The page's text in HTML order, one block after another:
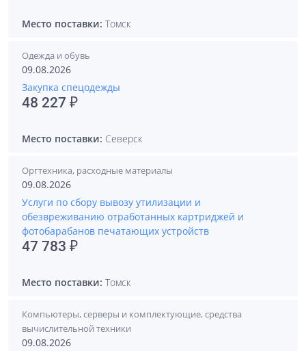
Место поставки: Томск
Одежда и обувь
09.08.2026
Закупка спецодежды
48 227 ₽
Место поставки: Северск
Оргтехника, расходные материалы
09.08.2026
Услуги по сбору вывозу утилизации и
обезвреживанию отработанных картриджей и
фотобарабанов печатающих устройств
47 783 ₽
Место поставки: Томск
Компьютеры, серверы и комплектующие, средства
вычислительной техники
09.08.2026